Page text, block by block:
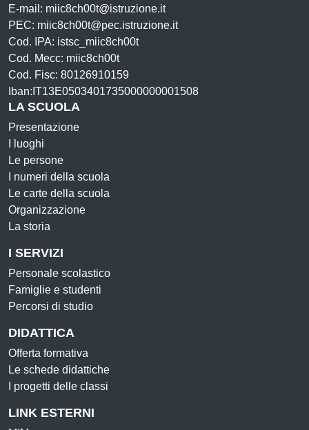
E-mail: miic8ch00t@istruzione.it
PEC: miic8ch00t@pec.istruzione.it
Cod. IPA: istsc_miic8ch00t
Cod. Mecc: miic8ch00t
Cod. Fisc: 80126910159
Iban:IT13E0503401735000000001508
LA SCUOLA
Presentazione
I luoghi
Le persone
I numeri della scuola
Le carte della scuola
Organizzazione
La storia
I SERVIZI
Personale scolastico
Famiglie e studenti
Percorsi di studio
DIDATTICA
Offerta formativa
Le schede didattiche
I progetti delle classi
LINK ESTERNI